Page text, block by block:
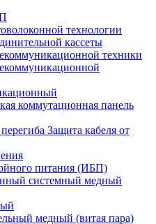
технологии
кассеты
техники
коммутационная панель
Защита кабеля от
питания (ИБП)
системный медный